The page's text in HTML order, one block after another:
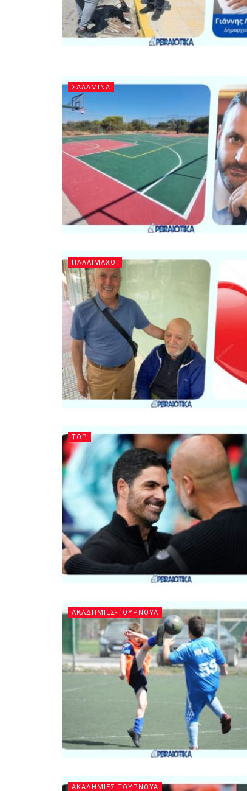
ΣΑΛΑΜΙΝΑ
ΠΑΛΑΙΜΑΧΟΙ
TOP
ΑΚΑΔΗΜΙΕΣ-ΤΟΥΡΝΟΥΑ
ΑΚΑΔΗΜΙΕΣ-ΤΟΥΡΝΟΥΑ